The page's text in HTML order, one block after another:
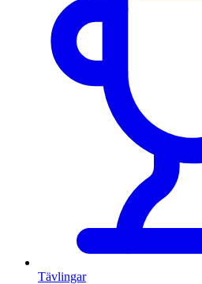
Tävlingar